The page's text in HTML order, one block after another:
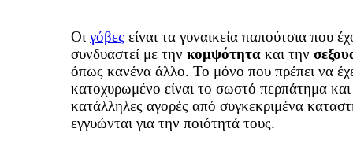
Οι γόβες είναι τα γυναικεία παπούτσια που
συνδυαστεί με την κομψότητα και την
όπως κανένα άλλο. Το μόνο που πρέπει να
κατοχυρωμένο είναι το σωστό περπάτημα και
κατάλληλες αγορές από συγκεκριμένα
εγγυώνται για την ποιότητά τους.